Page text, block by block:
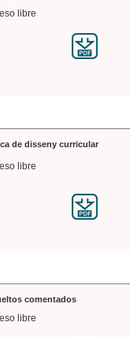
libre
de disseny curricular
libre
comentados
libre